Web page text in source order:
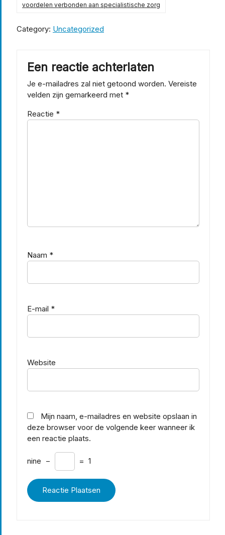
voordelen verbonden aan specialistische zorg
Category: Uncategorized
Een reactie achterlaten
Je e-mailadres zal niet getoond worden. Vereiste
velden zijn gemarkeerd met *
Reactie *
Naam *
E-mail *
Website
Mijn naam, e-mailadres en website opslaan in
deze browser voor de volgende keer wanneer ik
een reactie plaats.
nine − = 1